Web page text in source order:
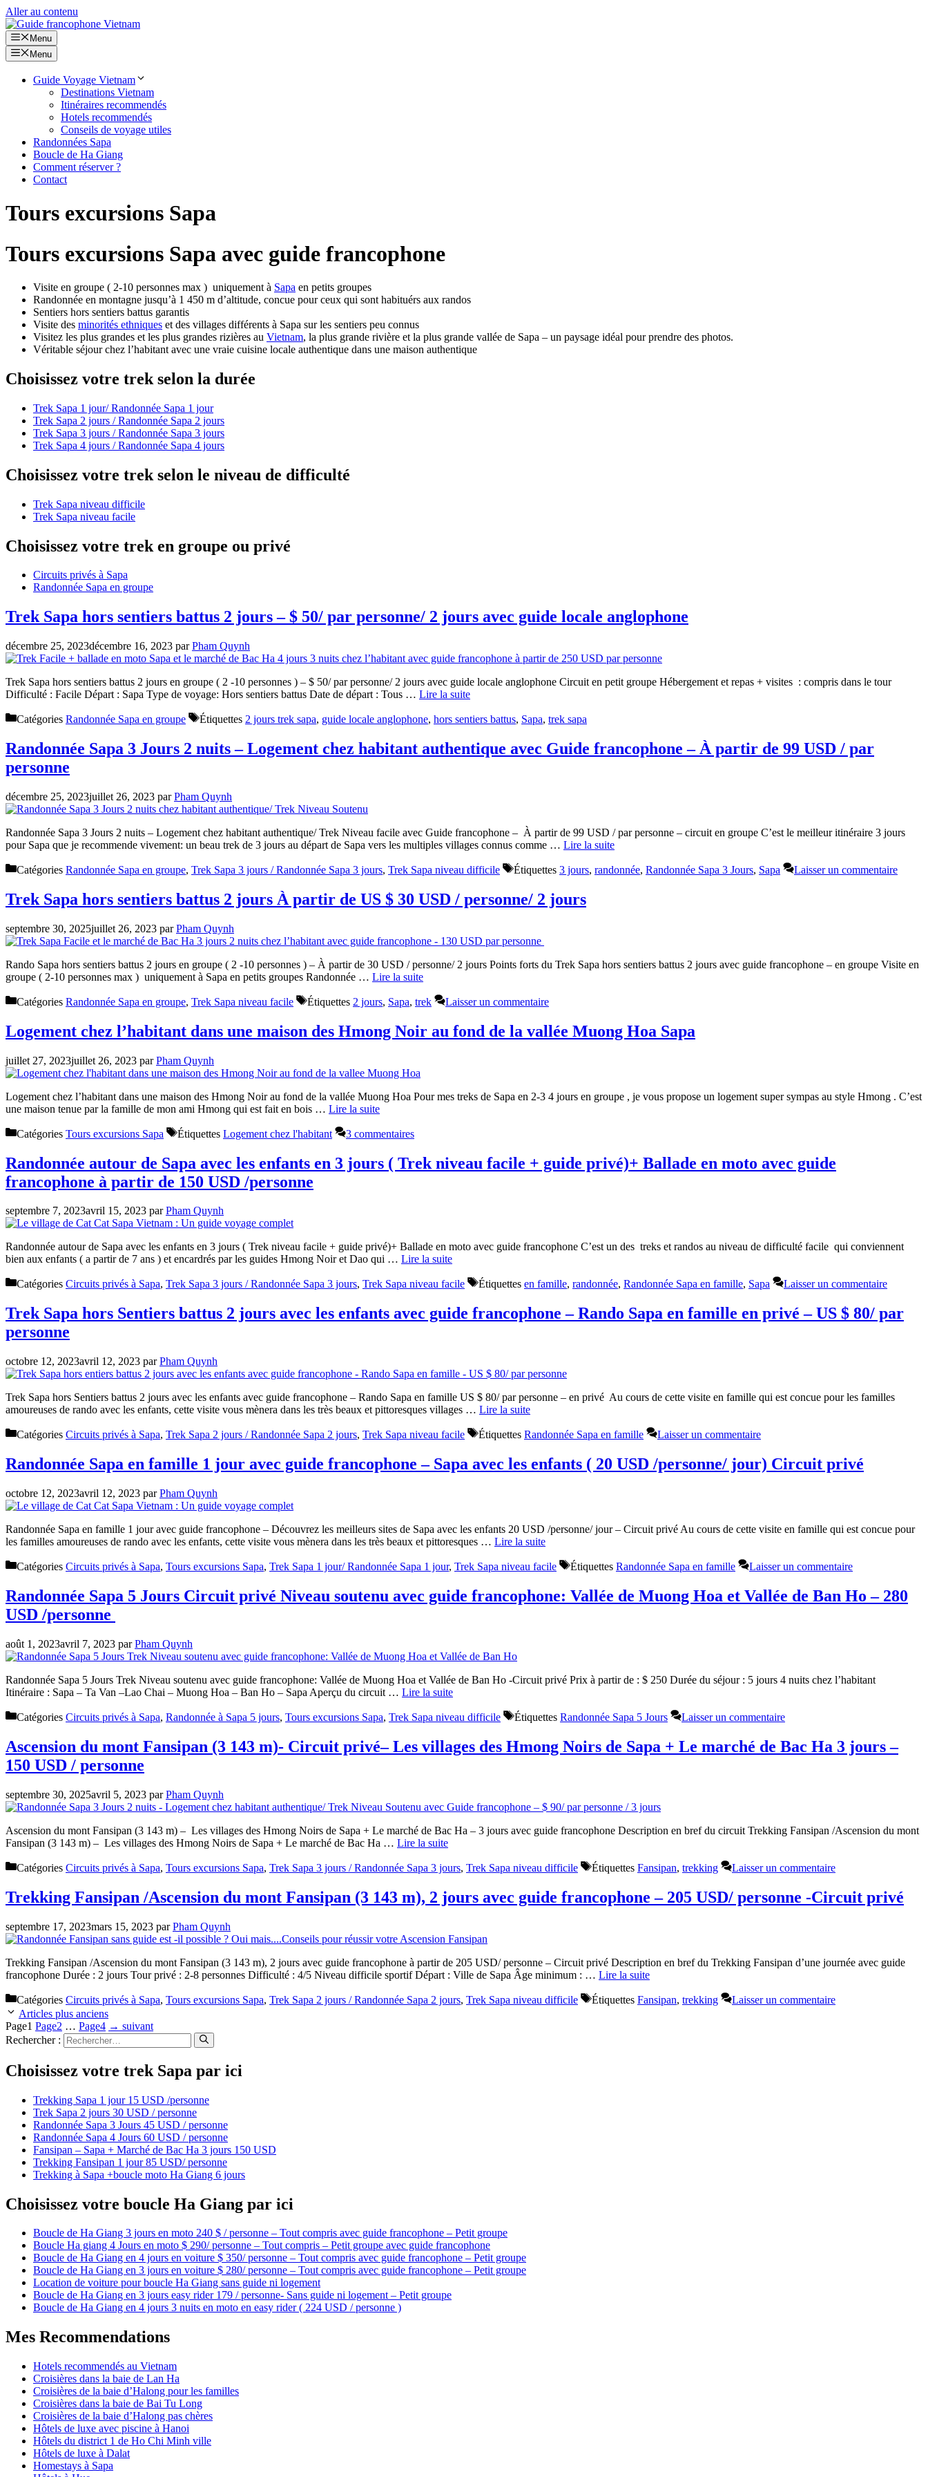
Aller au contenu
Menu
Menu
Guide Voyage Vietnam
Destinations Vietnam
Itinéraires recommendés
Hotels recommendés
Conseils de voyage utiles
Randonnées Sapa
Boucle de Ha Giang
Comment réserver ?
Contact
Tours excursions Sapa
Tours excursions Sapa avec guide francophone
Visite en groupe ( 2-10 personnes max ) uniquement à Sapa en petits groupes
Randonnée en montagne jusqu’à 1 450 m d’altitude, concue pour ceux qui sont habituérs aux randos
Sentiers hors sentiers battus garantis
Visite des minorités ethniques et des villages différents à Sapa sur les sentiers peu connus
Visitez les plus grandes et les plus grandes rizières au Vietnam, la plus grande rivière et la plus grande vallée de Sapa – un paysage idéal pour prendre des photos.
Véritable séjour chez l’habitant avec une vraie cuisine locale authentique dans une maison authentique
Choisissez votre trek selon la durée
Trek Sapa 1 jour/ Randonnée Sapa 1 jour
Trek Sapa 2 jours / Randonnée Sapa 2 jours
Trek Sapa 3 jours / Randonnée Sapa 3 jours
Trek Sapa 4 jours / Randonnée Sapa 4 jours
Choisissez votre trek selon le niveau de difficulté
Trek Sapa niveau difficile
Trek Sapa niveau facile
Choisissez votre trek en groupe ou privé
Circuits privés à Sapa
Randonnée Sapa en groupe
Trek Sapa hors sentiers battus 2 jours – $ 50/ par personne/ 2 jours avec guide locale anglophone
décembre 25, 2023décembre 16, 2023 parPham Quynh
Trek Sapa hors sentiers battus 2 jours en groupe ( 2 -10 personnes ) – $ 50/ par personne/ 2 jours avec guide locale anglophone Circuit en petit groupe Hébergement et repas + visites : compris dans le tour
Difficulté : Facile Départ : Sapa Type de voyage: Hors sentiers battus Date de départ : Tous … Lire la suite
Catégories Randonnée Sapa en groupe Étiquettes 2 jours trek sapa, guide locale anglophone, hors sentiers battus, Sapa, trek sapa
Randonnée Sapa 3 Jours 2 nuits – Logement chez habitant authentique avec Guide francophone – À partir de 99 USD / par
personne
décembre 25, 2023juillet 26, 2023 parPham Quynh
Randonnée Sapa 3 Jours 2 nuits – Logement chez habitant authentique/ Trek Niveau facile avec Guide francophone – À partir de 99 USD / par personne – circuit en groupe C’est le meilleur itinéraire 3 jours
pour Sapa que je recommende vivement: un beau trek de 3 jours au départ de Sapa vers les multiples villages connus comme … Lire la suite
Catégories Randonnée Sapa en groupe, Trek Sapa 3 jours / Randonnée Sapa 3 jours, Trek Sapa niveau difficile Étiquettes 3 jours, randonnée, Randonnée Sapa 3 Jours, Sapa Laisser un commentaire
Trek Sapa hors sentiers battus 2 jours À partir de US $ 30 USD / personne/ 2 jours
septembre 30, 2025juillet 26, 2023 parPham Quynh
Rando Sapa hors sentiers battus 2 jours en groupe ( 2 -10 personnes ) – À partir de 30 USD / personne/ 2 jours Points forts du Trek Sapa hors sentiers battus 2 jours avec guide francophone – en groupe Visite en
groupe ( 2-10 personnes max ) uniquement à Sapa en petits groupes Randonnée … Lire la suite
Catégories Randonnée Sapa en groupe, Trek Sapa niveau facile Étiquettes 2 jours, Sapa, trek Laisser un commentaire
Logement chez l’habitant dans une maison des Hmong Noir au fond de la vallée Muong Hoa Sapa
juillet 27, 2023juillet 26, 2023 parPham Quynh
Logement chez l’habitant dans une maison des Hmong Noir au fond de la vallée Muong Hoa Pour mes treks de Sapa en 2-3 4 jours en groupe , je vous propose un logement super sympas au style Hmong . C’est
une maison tenue par la famille de mon ami Hmong qui est fait en bois … Lire la suite
Catégories Tours excursions Sapa Étiquettes Logement chez l'habitant 3 commentaires
Randonnée autour de Sapa avec les enfants en 3 jours ( Trek niveau facile + guide privé)+ Ballade en moto avec guide
francophone à partir de 150 USD /personne
septembre 7, 2023avril 15, 2023 parPham Quynh
Randonnée autour de Sapa avec les enfants en 3 jours ( Trek niveau facile + guide privé)+ Ballade en moto avec guide francophone C’est un des treks et randos au niveau de difficulté facile qui conviennent
bien aux enfants ( a partir de 7 ans ) et encardrés par les guides Hmong Noir et Dao qui … Lire la suite
Catégories Circuits privés à Sapa, Trek Sapa 3 jours / Randonnée Sapa 3 jours, Trek Sapa niveau facile Étiquettes en famille, randonnée, Randonnée Sapa en famille, Sapa Laisser un commentaire
Trek Sapa hors Sentiers battus 2 jours avec les enfants avec guide francophone – Rando Sapa en famille en privé – US $ 80/ par
personne
octobre 12, 2023avril 12, 2023 parPham Quynh
Trek Sapa hors Sentiers battus 2 jours avec les enfants avec guide francophone – Rando Sapa en famille US $ 80/ par personne – en privé Au cours de cette visite en famille qui est concue pour les familles
amoureuses de rando avec les enfants, cette visite vous mènera dans les très beaux et pittoresques villages … Lire la suite
Catégories Circuits privés à Sapa, Trek Sapa 2 jours / Randonnée Sapa 2 jours, Trek Sapa niveau facile Étiquettes Randonnée Sapa en famille Laisser un commentaire
Randonnée Sapa en famille 1 jour avec guide francophone – Sapa avec les enfants ( 20 USD /personne/ jour) Circuit privé
octobre 12, 2023avril 12, 2023 parPham Quynh
Randonnée Sapa en famille 1 jour avec guide francophone – Découvrez les meilleurs sites de Sapa avec les enfants 20 USD /personne/ jour – Circuit privé Au cours de cette visite en famille qui est concue pour
les familles amoureuses de rando avec les enfants, cette visite vous mènera dans les très beaux et pittoresques … Lire la suite
Catégories Circuits privés à Sapa, Tours excursions Sapa, Trek Sapa 1 jour/ Randonnée Sapa 1 jour, Trek Sapa niveau facile Étiquettes Randonnée Sapa en famille Laisser un commentaire
Randonnée Sapa 5 Jours Circuit privé Niveau soutenu avec guide francophone: Vallée de Muong Hoa et Vallée de Ban Ho – 280
USD /personne
août 1, 2023avril 7, 2023 parPham Quynh
Randonnée Sapa 5 Jours Trek Niveau soutenu avec guide francophone: Vallée de Muong Hoa et Vallée de Ban Ho -Circuit privé Prix à partir de : $ 250 Durée du séjour : 5 jours 4 nuits chez l’habitant
Itinéraire : Sapa – Ta Van –Lao Chai – Muong Hoa – Ban Ho – Sapa Aperçu du circuit … Lire la suite
Catégories Circuits privés à Sapa, Randonnée à Sapa 5 jours, Tours excursions Sapa, Trek Sapa niveau difficile Étiquettes Randonnée Sapa 5 Jours Laisser un commentaire
Ascension du mont Fansipan (3 143 m)- Circuit privé– Les villages des Hmong Noirs de Sapa + Le marché de Bac Ha 3 jours –
150 USD / personne
septembre 30, 2025avril 5, 2023 parPham Quynh
Ascension du mont Fansipan (3 143 m) – Les villages des Hmong Noirs de Sapa + Le marché de Bac Ha – 3 jours avec guide francophone Description en bref du circuit Trekking Fansipan /Ascension du mont
Fansipan (3 143 m) – Les villages des Hmong Noirs de Sapa + Le marché de Bac Ha … Lire la suite
Catégories Circuits privés à Sapa, Tours excursions Sapa, Trek Sapa 3 jours / Randonnée Sapa 3 jours, Trek Sapa niveau difficile Étiquettes Fansipan, trekking Laisser un commentaire
Trekking Fansipan /Ascension du mont Fansipan (3 143 m), 2 jours avec guide francophone – 205 USD/ personne -Circuit privé
septembre 17, 2023mars 15, 2023 parPham Quynh
Trekking Fansipan /Ascension du mont Fansipan (3 143 m), 2 jours avec guide francophone à partir de 205 USD/ personne – Circuit privé Description en bref du Trekking Fansipan d’une journée avec guide
francophone Durée : 2 jours Tour privé : 2-8 personnes Difficulté : 4/5 Niveau difficile sportif Départ : Ville de Sapa Âge minimum : … Lire la suite
Catégories Circuits privés à Sapa, Tours excursions Sapa, Trek Sapa 2 jours / Randonnée Sapa 2 jours, Trek Sapa niveau difficile Étiquettes Fansipan, trekking
Laisser un commentaire
Articles plus anciens
Page1 Page2 … Page4 → suivant
Rechercher :
Choisissez votre trek Sapa par ici
Trekking Sapa 1 jour 15 USD /personne
Trek Sapa 2 jours 30 USD / personne
Randonnée Sapa 3 Jours 45 USD / personne
Randonnée Sapa 4 Jours 60 USD / personne
Fansipan – Sapa + Marché de Bac Ha 3 jours 150 USD
Trekking Fansipan 1 jour 85 USD/ personne
Trekking à Sapa +boucle moto Ha Giang 6 jours
Choisissez votre boucle Ha Giang par ici
Boucle de Ha Giang 3 jours en moto 240 $ / personne – Tout compris avec guide francophone – Petit groupe
Boucle Ha giang 4 Jours en moto $ 290/ personne – Tout compris – Petit groupe avec guide francophone
Boucle de Ha Giang en 4 jours en voiture $ 350/ personne – Tout compris avec guide francophone – Petit groupe
Boucle de Ha Giang en 3 jours en voiture $ 280/ personne – Tout compris avec guide francophone – Petit groupe
Location de voiture pour boucle Ha Giang sans guide ni logement
Boucle de Ha Giang en 3 jours easy rider 179 / personne- Sans guide ni logement – Petit groupe
Boucle de Ha Giang en 4 jours 3 nuits en moto en easy rider ( 224 USD / personne )
Mes Recommendations
Hotels recommendés au Vietnam
Croisières dans la baie de Lan Ha
Croisières de la baie d’Halong pour les familles
Croisières dans la baie de Bai Tu Long
Croisières de la baie d’Halong pas chères
Hôtels de luxe avec piscine à Hanoi
Hôtels du district 1 de Ho Chi Minh ville
Hôtels de luxe à Dalat
Homestays à Sapa